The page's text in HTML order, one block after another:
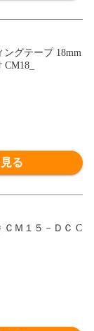
グテープ 18mm
る
ＣＭ１５－ＤＣ C